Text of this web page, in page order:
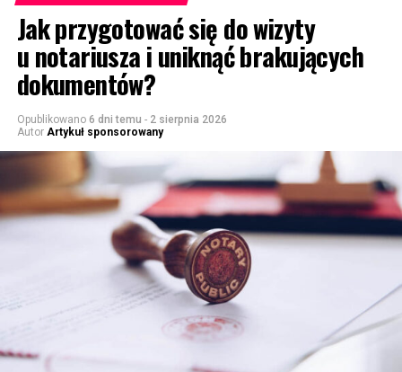
Jak przygotować się do wizyty
u notariusza i uniknąć brakujących
dokumentów?
Opublikowano 6 dni temu - 2 sierpnia 2026
Autor Artykuł sponsorowany